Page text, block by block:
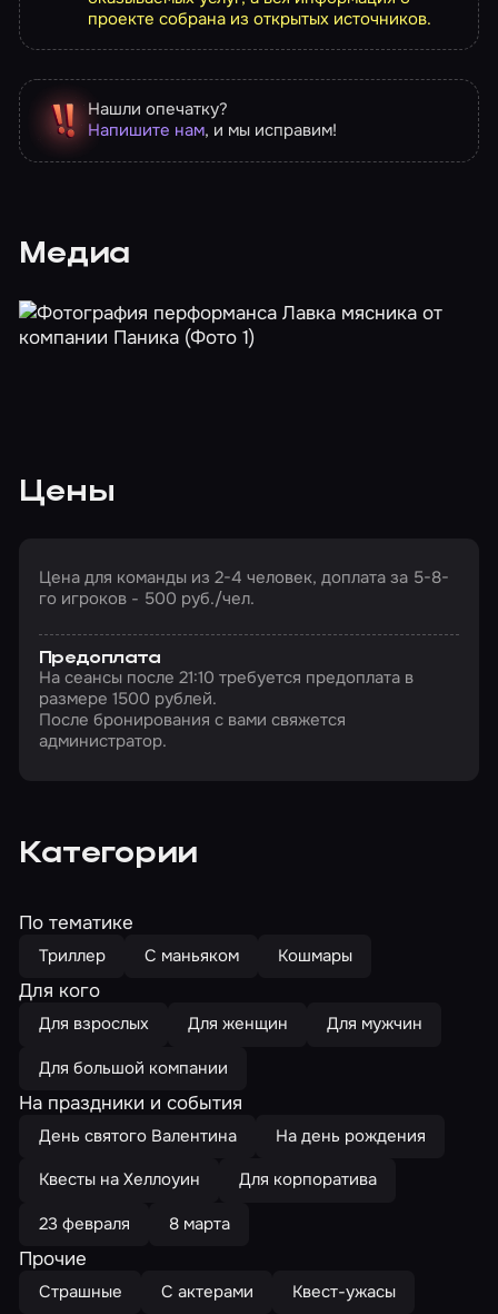
проекте собрана из открытых источников.
Нашли опечатку?
Напишите нам, и мы исправим!
Медиа
Цены
Цена для команды из 2-4 человек, доплата за 5-8-
го игроков - 500 руб./чел.
Предоплата
На сеансы после 21:10 требуется предоплата в
размере 1500 рублей.
После бронирования с вами свяжется
администратор.
Категории
По тематике
Триллер С маньяком Кошмары
Для кого
Для взрослых Для женщин
Для мужчин
Для большой компании
На праздники и события
День святого Валентина
На день рождения
Квесты на Хеллоуин
Для корпоратива
23 февраля
8 марта
Прочие
Страшные С актерами
Квест-ужасы